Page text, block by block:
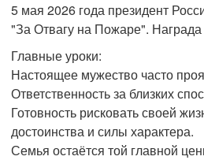
5 мая 2026 года президент
"За Отвагу на Пожаре".
Главные уроки:
Настоящее мужество часто
Ответственность за близких
Готовность рисковать своей
достоинства и силы характера.
Семья остаётся той главной